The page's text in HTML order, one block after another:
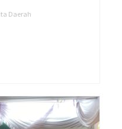
Daerah